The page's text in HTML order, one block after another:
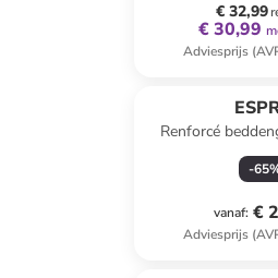
€ 32,99
€ 30,99
Adviesprijs
Renforcé
zwart/
-65
vanaf: €
Adviesprijs